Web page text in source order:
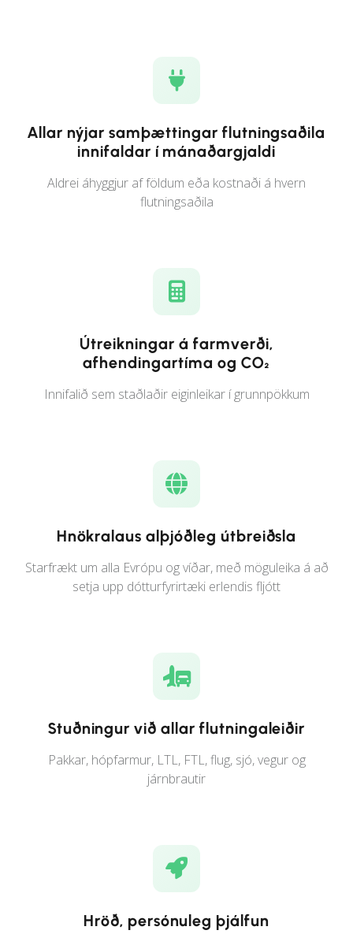
Allar nýjar samþættingar flutningsaðila
innifaldar í mánaðargjaldi
Aldrei áhyggjur af földum eða kostnaði á hvern
flutningsaðila
Útreikningar á farmverði,
afhendingartíma og CO₂
Innifalið sem staðlaðir eiginleikar í grunnpökkum
Hnökralaus alþjóðleg útbreiðsla
Starfrækt um alla Evrópu og víðar, með möguleika á að
setja upp dótturfyrirtæki erlendis fljótt
Stuðningur við allar flutningaleiðir
Pakkar, hópfarmur, LTL, FTL, flug, sjó, vegur og
járnbrautir
Hröð, persónuleg þjálfun